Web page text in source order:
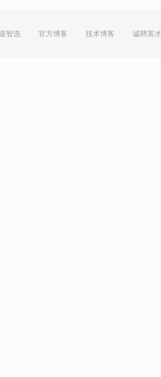
智选 官方博客 技术博客 诚聘英才